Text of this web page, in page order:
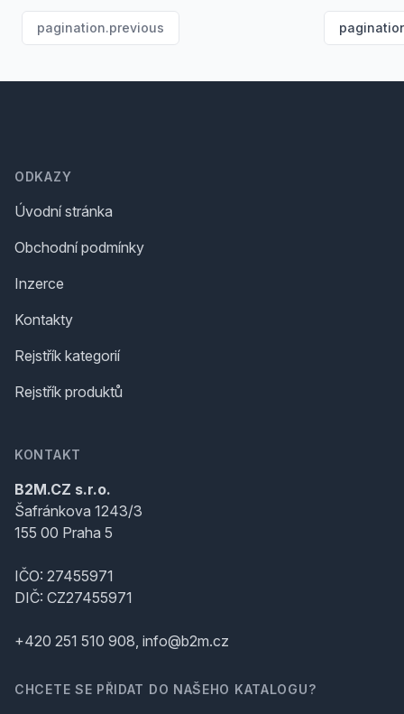
pagination.previous
ODKAZY
Úvodní stránka
Obchodní podmínky
Inzerce
Kontakty
Rejstřík kategorií
Rejstřík produktů
KONTAKT
B2M.CZ s.r.o.
Šafránkova 1243/3
155 00 Praha 5
IČO: 27455971
DIČ: CZ27455971
+420 251 510 908, info@b2m.cz
CHCETE SE PŘIDAT DO NAŠEHO KATALOGU?